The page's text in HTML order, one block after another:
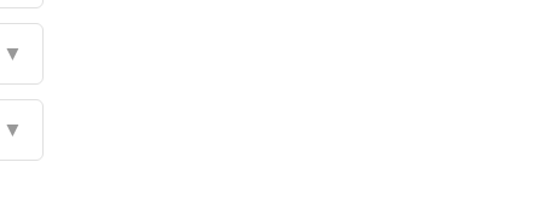
▼
▼